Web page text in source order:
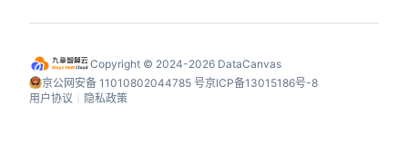
Copyright © 2024-2026 DataCanvas
京公网安备 11010802044785 号京ICP备13015186号-8
用户协议
隐私政策